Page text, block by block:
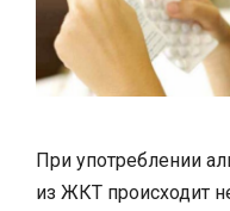
При употреблении
из ЖКТ происходит